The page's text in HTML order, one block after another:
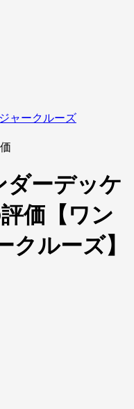
ャークルーズ
ダーデッケ
価【ワン
クルーズ】